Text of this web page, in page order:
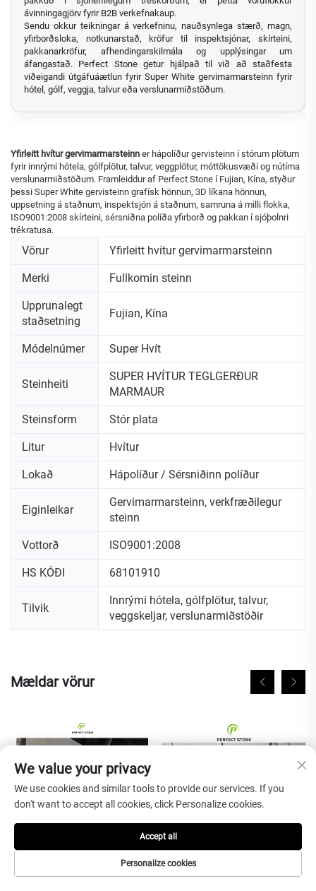
ávinningagjörv fyrir B2B verkefnakaup.
Sendu okkur teikningar á verkefninu, nauðsynlega stærð, magn,
yfirborðsloka, notkunarstað, kröfur til inspektsjónar, skírteini,
pakkanarkröfur, afhendingarskilmála og upplýsingar um
áfangastað. Perfect Stone getur hjálpað til við að staðfesta
viðeigandi útgáfuáætlun fyrir Super White gervimarmarsteinn fyrir
hótel, gólf, veggja, talvur eða verslunarmiðstöðum.
Yfirleitt hvítur gervimarmarsteinn er hápolíður gervisteinn í stórum plötum
fyrir innrými hótela, gólfplötur, talvur, veggplötur, móttökusvæði og nútíma
verslunarmiðstöðum. Framleiddur af Perfect Stone í Fujian, Kína, styður
þessi Super White gervisteinn grafísk hönnun, 3D líkana hönnun,
uppsetning á staðnum, inspektsjón á staðnum, samruna á milli flokka,
ISO9001:2008 skírteini, sérsniðna políða yfirborð og pakkan í sjóþolnri
trékratusa.
Vörur Yfirleitt hvítur gervimarmarsteinn
Merki Fullkomin steinn
Upprunalegt
staðsetning
Fujian, Kína
Módelnúmer Super Hvít
Steinheiti
SUPER HVÍTUR TEGLGERÐUR
MARMAUR
Steinsform Stór plata
Litur Hvítur
Lokað Hápolíður / Sérsniðinn políður
Eiginleikar
Gervimarmarsteinn, verkfræðilegur
steinn
Vottorð ISO9001:2008
HS KÓÐI 68101910
Tilvik
Innrými hótela, gólfplötur, talvur,
veggskeljar, verslunarmiðstöðir
Mældar vörur
Full kroppur tekkjur Calacatta
6/9/12/15 mm þykktur Billig
We value your privacy
We use cookies and similar tools to provide our services. If you
don't want to accept all cookies, click Personalize cookies.
Personalize cookies
Accept all